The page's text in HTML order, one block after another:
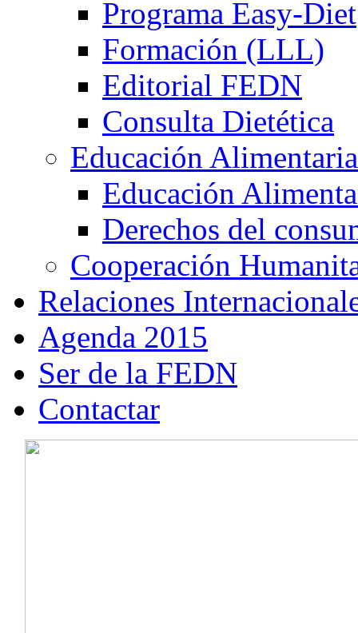
Programa Easy-Diet
Formación (LLL)
Editorial FEDN
Consulta Dietética
Educación Alimentaria
Educación
Derechos del
Cooperación
Relaciones
Agenda 2015
Ser de la FEDN
Contactar